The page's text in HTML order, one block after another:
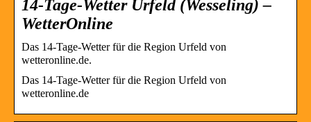
14-Tage-Wetter Urfeld (Wesseling) –
WetterOnline
Das 14-Tage-Wetter für die Region Urfeld von
wetteronline.de.
Das 14-Tage-Wetter für die Region Urfeld von
wetteronline.de